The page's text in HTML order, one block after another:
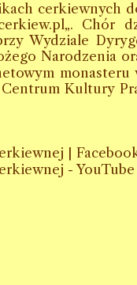
cerkiewnych
Chór
Wydziale
Narodzenia
monasteru
Kultury
|
- YouTube